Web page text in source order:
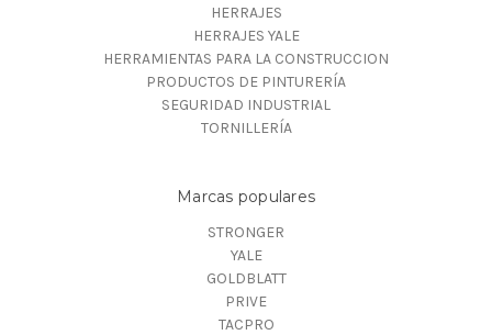
HERRAJES
HERRAJES YALE
HERRAMIENTAS PARA LA CONSTRUCCION
PRODUCTOS DE PINTURERÍA
SEGURIDAD INDUSTRIAL
TORNILLERÍA
Marcas populares
STRONGER
YALE
GOLDBLATT
PRIVE
TACPRO